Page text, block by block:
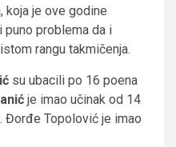
koja je ove godine
puno problema da i
rangu takmičenja.
su ubacili po 16 poena
je imao učinak od 14
Topolović je imao